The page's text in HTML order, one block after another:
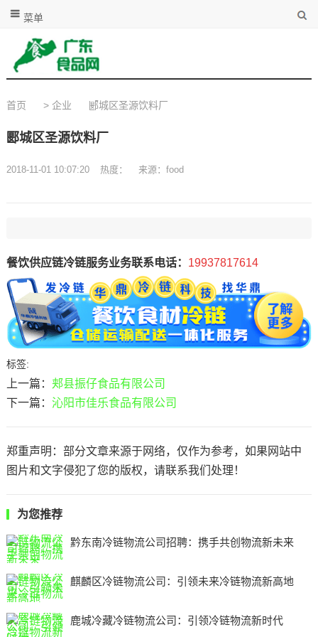
菜单
首页 > 企业 郾城区圣源饮料厂
郾城区圣源饮料厂
2018-11-01 10:07:20 热度： 来源：food
餐饮供应链冷链服务业务联系电话： 19937817614
标签:
上一篇： 郏县振仔食品有限公司
下一篇： 沁阳市佳乐食品有限公司
郑重声明：部分文章来源于网络，仅作为参考，如果网站中
图片和文字侵犯了您的版权，请联系我们处理！
为您推荐
黔东南冷链物流公司招聘：携手共创物流新未来
麒麟区冷链物流公司：引领未来冷链物流新高地
鹿城冷藏冷链物流公司：引领冷链物流新时代